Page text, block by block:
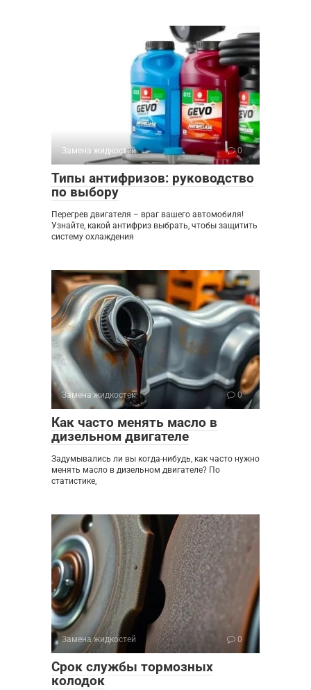
Замена жидкостей 0
Типы антифризов: руководство
по выбору
Перегрев двигателя – враг вашего автомобиля!
Узнайте, какой антифриз выбрать, чтобы защитить
систему охлаждения
Замена жидкостей 0
Как часто менять масло в
дизельном двигателе
Задумывались ли вы когда-нибудь, как часто нужно
менять масло в дизельном двигателе? По
статистике,
Замена жидкостей 0
Срок службы тормозных
колодок